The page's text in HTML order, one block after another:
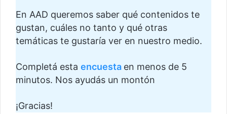
En AAD queremos saber qué contenidos te
gustan, cuáles no tanto y qué otras
temáticas te gustaría ver en nuestro medio.
Completá esta encuesta en menos de 5
minutos. Nos ayudás un montón
¡Gracias!